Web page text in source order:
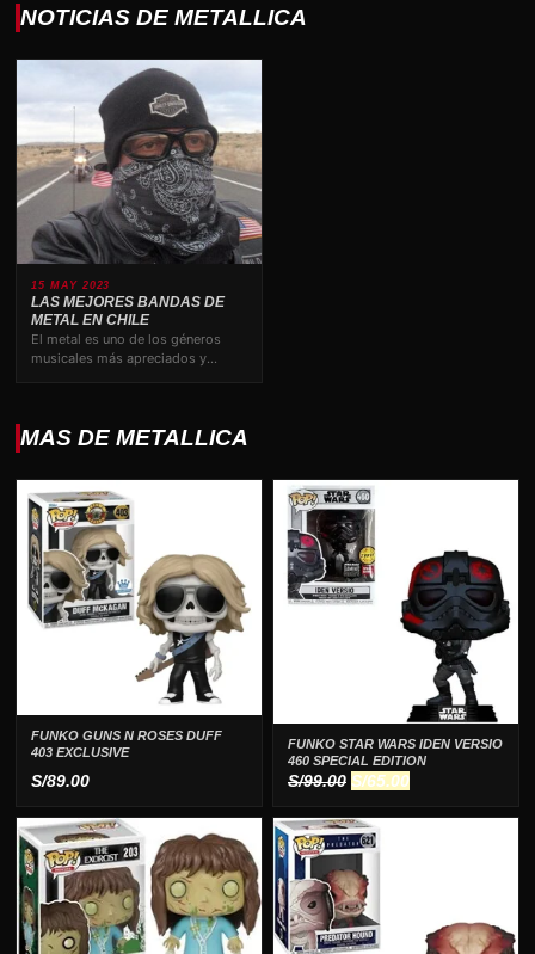
NOTICIAS DE METALLICA
15 MAY 2023
LAS MEJORES BANDAS DE
METAL EN CHILE
El metal es uno de los géneros
musicales más apreciados y
MAS DE METALLICA
FUNKO GUNS N ROSES DUFF
403 EXCLUSIVE
S/89.00
FUNKO STAR WARS IDEN VERSIO
460 SPECIAL EDITION
S/99.00 El
original
era:
S/99.00.
S/65.00El